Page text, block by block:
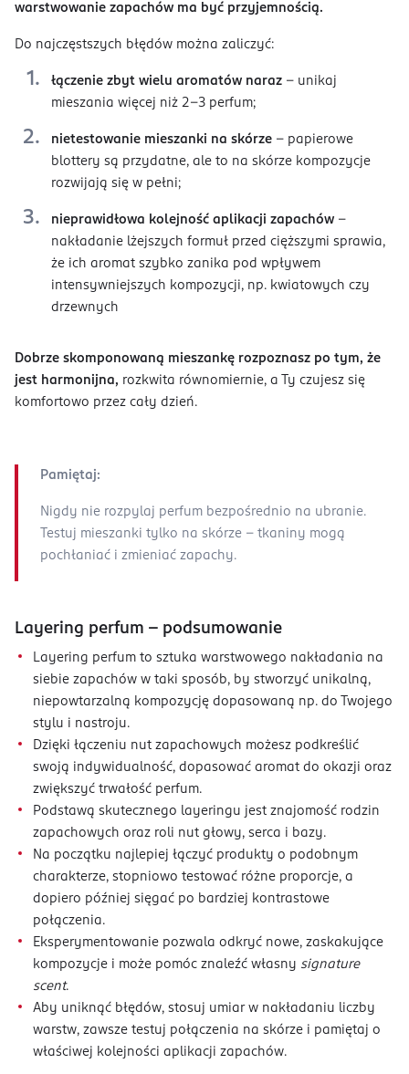
warstwowanie zapachów ma być przyjemnością.
Do najczęstszych błędów można zaliczyć:
łączenie zbyt wielu aromatów naraz – unikaj
mieszania więcej niż 2-3 perfum;
nietestowanie mieszanki na skórze – papierowe
blottery są przydatne, ale to na skórze kompozycje
rozwijają się w pełni;
nieprawidłowa kolejność aplikacji zapachów –
nakładanie lżejszych formuł przed cięższymi sprawia,
że ich aromat szybko zanika pod wpływem
intensywniejszych kompozycji, np. kwiatowych czy
drzewnych
Dobrze skomponowaną mieszankę rozpoznasz po tym, że
jest harmonijna, rozkwita równomiernie, a Ty czujesz się
komfortowo przez cały dzień.
Pamiętaj:
Nigdy nie rozpylaj perfum bezpośrednio na ubranie.
Testuj mieszanki tylko na skórze – tkaniny mogą
pochłaniać i zmieniać zapachy.
Layering perfum – podsumowanie
Layering perfum to sztuka warstwowego nakładania na
siebie zapachów w taki sposób, by stworzyć unikalną,
niepowtarzalną kompozycję dopasowaną np. do Twojego
stylu i nastroju.
Dzięki łączeniu nut zapachowych możesz podkreślić
swoją indywidualność, dopasować aromat do okazji oraz
zwiększyć trwałość perfum.
Podstawą skutecznego layeringu jest znajomość rodzin
zapachowych oraz roli nut głowy, serca i bazy.
Na początku najlepiej łączyć produkty o podobnym
charakterze, stopniowo testować różne proporcje, a
dopiero później sięgać po bardziej kontrastowe
połączenia.
Eksperymentowanie pozwala odkryć nowe, zaskakujące
kompozycje i może pomóc znaleźć własny signature
scent.
Aby uniknąć błędów, stosuj umiar w nakładaniu liczby
warstw, zawsze testuj połączenia na skórze i pamiętaj o
właściwej kolejności aplikacji zapachów.